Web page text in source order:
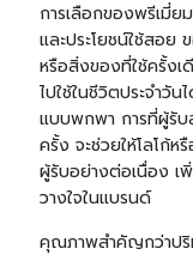
การเลือกของพรีเมี่
และประโยชน์ใช้สอย
หรือสิ่งของที่ใช้ครั้ง
ไปใช้ในชีวิตประจำวัน
แบบพกพา การที่ผู้รับ
ครั้ง จะช่วยให้โลโก้
ผู้รับอย่างต่อเนื่อง เพิ่
วางใจในแบรนด์
คุณภาพสำคัญกว่าป